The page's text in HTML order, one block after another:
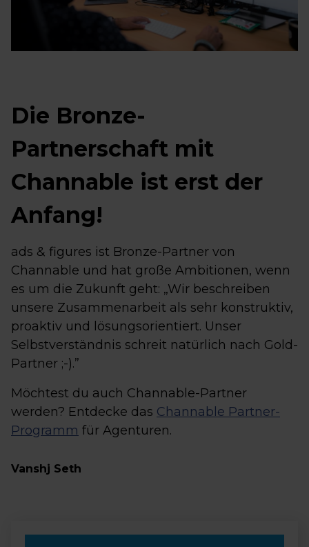
Die Bronze-
Partnerschaft mit
Channable ist erst der
Anfang!
ads & figures ist Bronze-Partner von
Channable und hat große Ambitionen, wenn
es um die Zukunft geht: „Wir beschreiben
unsere Zusammenarbeit als sehr konstruktiv,
proaktiv und lösungsorientiert. Unser
Selbstverständnis schreit natürlich nach Gold-
Partner ;-).”
Möchtest du auch Channable-Partner
werden? Entdecke das Channable Partner-
Programm für Agenturen.
Vanshj Seth